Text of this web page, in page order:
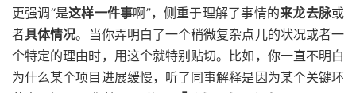
更强调“是这样一件事啊”，侧重于理解了事情的来龙去脉或
者具体情况。当你弄明白了一个稍微复杂点儿的状况或者一
个特定的理由时，用这个就特别贴切。比如，你一直不明白
为什么某个项目进展缓慢，听了同事解释是因为某个关键环